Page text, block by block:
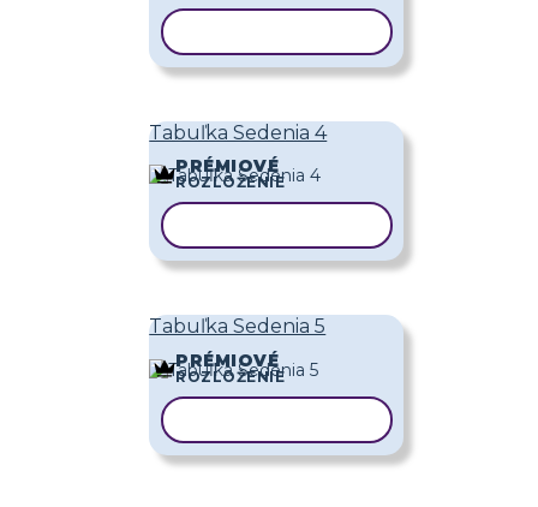
Tabuľka Sedenia 4
PRÉMIOVÉ
ROZLOŽENIE
Tabuľka Sedenia 5
PRÉMIOVÉ
ROZLOŽENIE